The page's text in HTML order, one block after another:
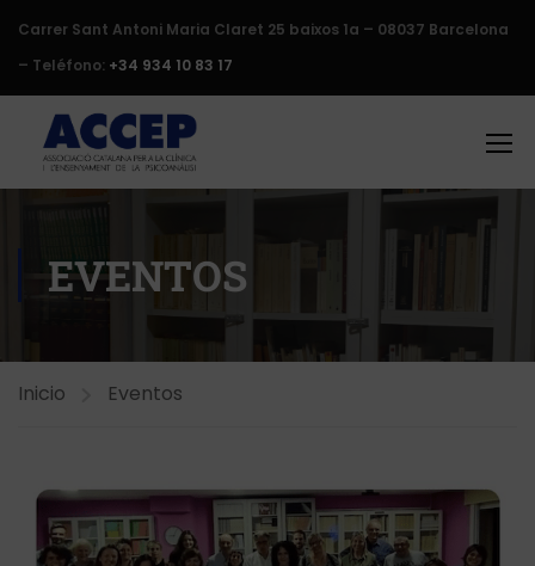
Carrer Sant Antoni Maria Claret 25 baixos 1a – 08037 Barcelona
– Teléfono: +34 934 10 83 17
EVENTOS
Inicio Eventos